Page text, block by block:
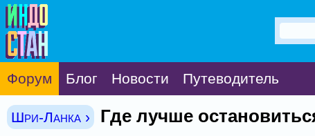
Форум Блог Новости Путеводитель
Шри-Ланка › Где лучше